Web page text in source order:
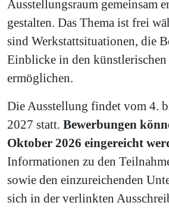
Ausstellungsraum gemeinsam
gestalten. Das Thema ist frei
sind Werkstattsituationen, die
Einblicke in den künstlerischen
ermöglichen.
Die Ausstellung findet vom 4.
2027 statt. Bewerbungen
Oktober 2026 eingereicht
Informationen zu den
sowie den einzureichenden
sich in der verlinkten